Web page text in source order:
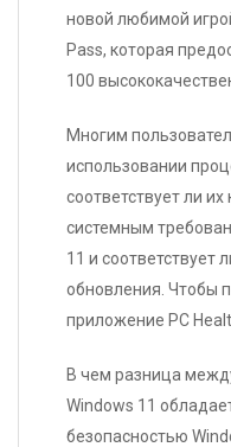
новой любимой
Pass, которая
100
Многим
использовании
соответствует ли
системным
11 и соответствует
обновления. Чтобы
приложение PC
В чем разница
Windows 11
безопасностью
Pro for
Windows
LTSC